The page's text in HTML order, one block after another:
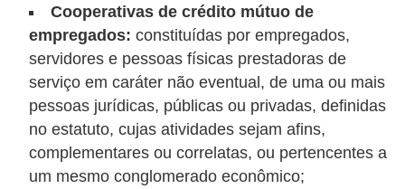
Cooperativas de crédito mútuo de
empregados: constituídas por empregados,
servidores e pessoas físicas prestadoras de
serviço em caráter não eventual, de uma ou mais
pessoas jurídicas, públicas ou privadas, definidas
no estatuto, cujas atividades sejam afins,
complementares ou correlatas, ou pertencentes a
um mesmo conglomerado econômico;
i
n
a
n
c
i